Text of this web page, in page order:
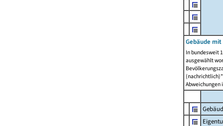
Gebäude
In bundesweit
ausgewählt
Abweichungen